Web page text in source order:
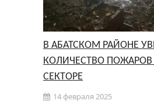
В АБАТСКОМ РАЙОНЕ
КОЛИЧЕСТВО
СЕКТОРЕ
14 февраля 2025